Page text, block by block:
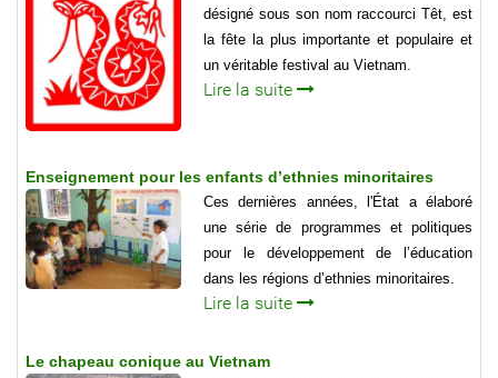
désigné sous son nom raccourci Têt, est
la fête la plus importante et populaire et
un véritable festival au Vietnam.
Lire la suite
Enseignement pour les enfants d’ethnies minoritaires
Ces dernières années, l'État a élaboré
une série de programmes et politiques
pour le développement de l’éducation
dans les régions d’ethnies minoritaires.
Lire la suite
Le chapeau conique au Vietnam